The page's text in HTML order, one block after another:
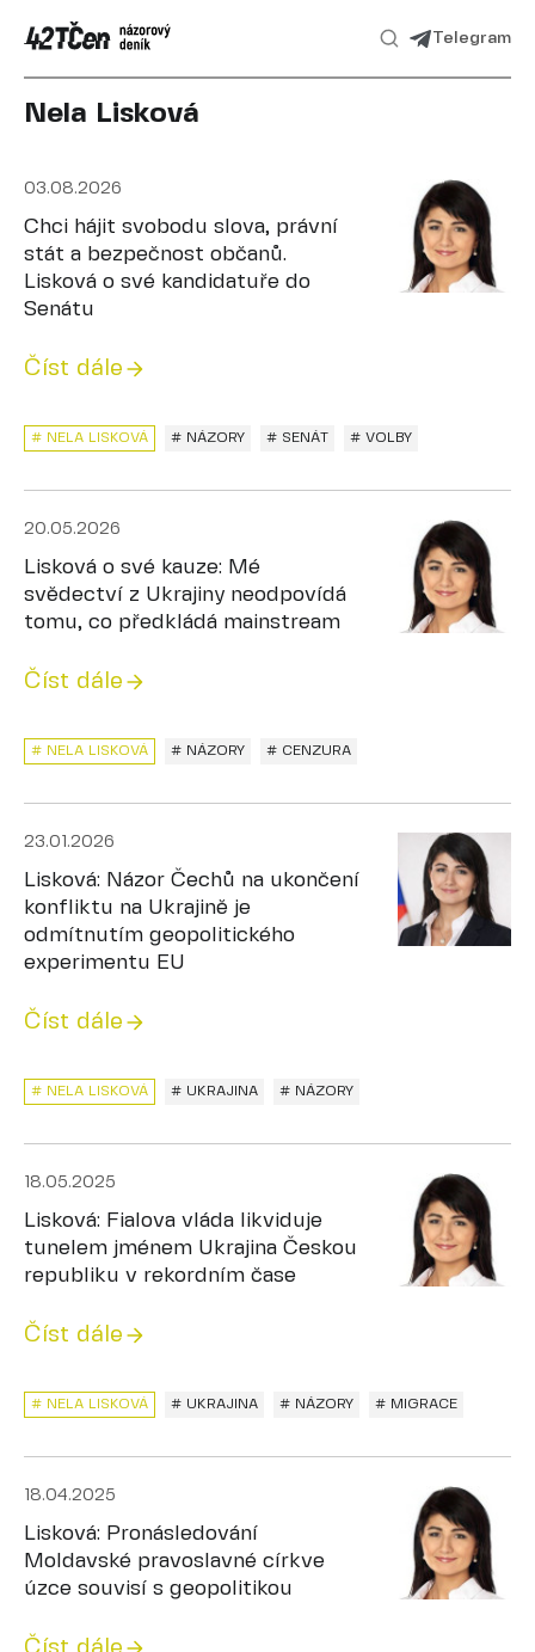
Telegram
Nela Lisková
03.08.2026
Chci hájit svobodu slova, právní
stát a bezpečnost občanů.
Lisková o své kandidatuře do
Senátu
Číst dále
# NÁZORY # SENÁT # VOLBY
# NELA LISKOVÁ
20.05.2026
Lisková o své kauze: Mé
svědectví z Ukrajiny neodpovídá
tomu, co předkládá mainstream
Číst dále
# NÁZORY # CENZURA
# NELA LISKOVÁ
23.01.2026
Lisková: Názor Čechů na ukončení
konfliktu na Ukrajině je
odmítnutím geopolitického
experimentu EU
Číst dále
# UKRAJINA # NÁZORY
# NELA LISKOVÁ
18.05.2025
Lisková: Fialova vláda likviduje
tunelem jménem Ukrajina Českou
republiku v rekordním čase
Číst dále
# UKRAJINA # NÁZORY # MIGRACE
# NELA LISKOVÁ
18.04.2025
Lisková: Pronásledování
Moldavské pravoslavné církve
úzce souvisí s geopolitikou